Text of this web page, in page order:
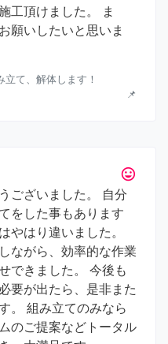
工頂けました。 ま
願いしたいと思いま
て、解体します！
📌
tag_faces
ございました。 自分
をした事もあります
やはり違いました。
ながら、効率的な作業
できました。 今後も
要が出たら、是非また
。 組み立てのみなら
のご提案などトータル